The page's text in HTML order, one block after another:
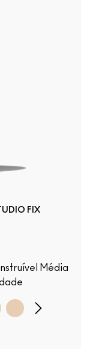
FIX
Média